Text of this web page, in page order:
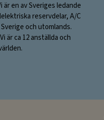
en av Sveriges ledande
reservdelar, A/C
och utomlands.
är ca 12 anställda och